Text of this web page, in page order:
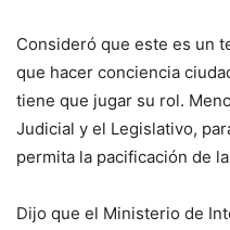
Consideró que este es un
que hacer conciencia
tiene que jugar su rol.
Judicial y el Legislativo,
permita la pacificación de
Dijo que el Ministerio de